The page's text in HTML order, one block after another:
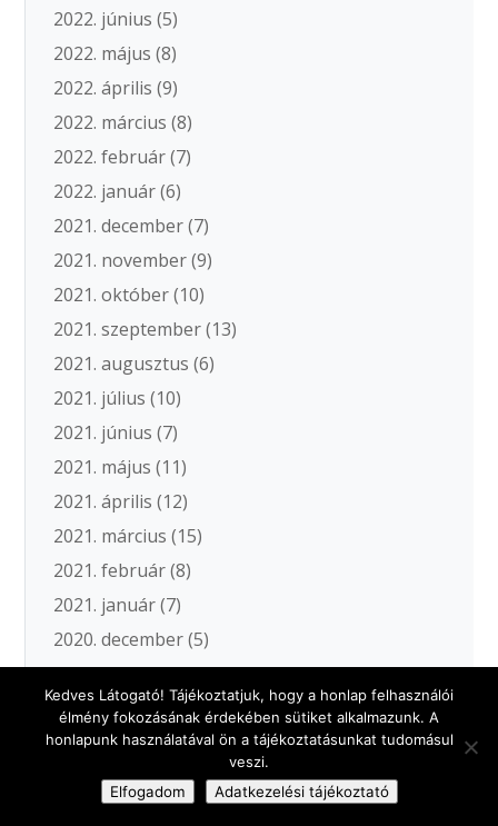
2022. június (5)
2022. május (8)
2022. április (9)
2022. március (8)
2022. február(7)
2022. január(6)
2021. december(7)
2021. november(9)
2021. október(10)
2021. szeptember(13)
2021. augusztus (6)
2021. július (10)
2021. június (7)
2021. május (11)
2021. április (12)
2021. március (15)
2021. február(8)
2021. január(7)
2020. december(5)
2020. november(19)
2020. október (18)
2020. szeptember(11)
2020. augusztus(5)
2020. július(3)
Kedves Látogató! Tájékoztatjuk, hogy a honlap felhasználói
élmény fokozásának érdekében sütiket alkalmazunk. A
honlapunk használatával ön a tájékoztatásunkat tudomásul
veszi.
Elfogadom
Adatkezelési tájékoztató